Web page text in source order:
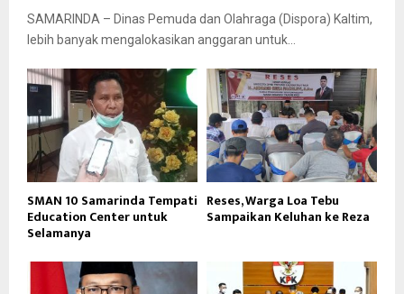
SAMARINDA – Dinas Pemuda dan Olahraga (Dispora) Kaltim,
lebih banyak mengalokasikan anggaran untuk...
SMAN 10 Samarinda Tempati
Education Center untuk
Selamanya
Reses, Warga Loa Tebu
Sampaikan Keluhan ke Reza